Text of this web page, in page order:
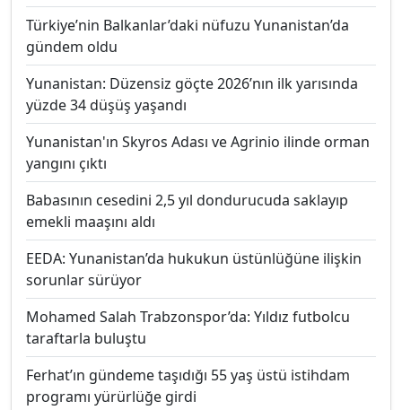
Türkiye’nin Balkanlar’daki nüfuzu Yunanistan’da
gündem oldu
Yunanistan: Düzensiz göçte 2026’nın ilk yarısında
yüzde 34 düşüş yaşandı
Yunanistan'ın Skyros Adası ve Agrinio ilinde orman
yangını çıktı
Babasının cesedini 2,5 yıl dondurucuda saklayıp
emekli maaşını aldı
EEDA: Yunanistan’da hukukun üstünlüğüne ilişkin
sorunlar sürüyor
Mohamed Salah Trabzonspor’da: Yıldız futbolcu
taraftarla buluştu
Ferhat’ın gündeme taşıdığı 55 yaş üstü istihdam
programı yürürlüğe girdi